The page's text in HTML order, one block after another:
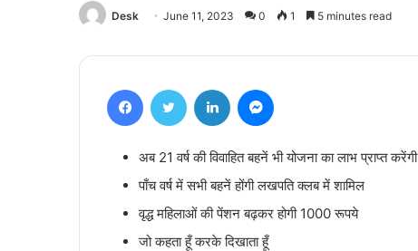
Desk June 11, 2023 0 1 5 minutes read
अब 21 वर्ष की विवाहित बहनें भी योजना का लाभ प्राप्त करेंगी
पाँच वर्ष में सभी बहनें होंगी लखपति क्लब में शामिल
वृद्ध महिलाओं की पेंशन बढ़कर होगी 1000 रूपये
जो कहता हूँ करके दिखाता हूँ